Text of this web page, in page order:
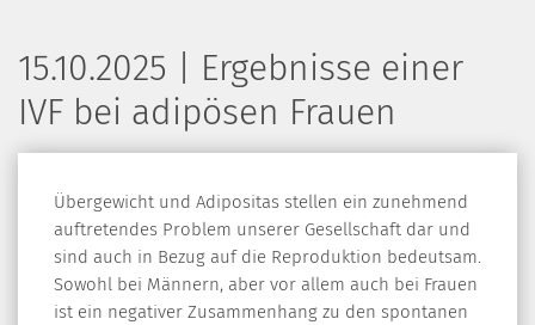
15.10.2025 | Ergebnisse einer
IVF bei adipösen Frauen
Übergewicht und Adipositas stellen ein zunehmend
auftretendes Problem unserer Gesellschaft dar und
sind auch in Bezug auf die Reproduktion bedeutsam.
Sowohl bei Männern, aber vor allem auch bei Frauen
ist ein negativer Zusammenhang zu den spontanen